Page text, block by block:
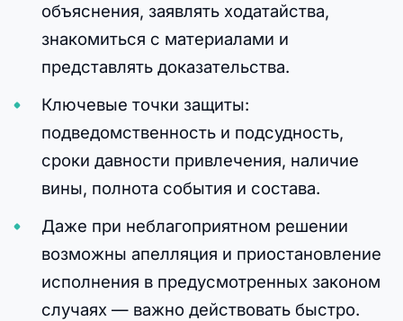
объяснения, заявлять ходатайства,
знакомиться с материалами и
представлять доказательства.
Ключевые точки защиты:
подведомственность и подсудность,
сроки давности привлечения, наличие
вины, полнота события и состава.
Даже при неблагоприятном решении
возможны апелляция и приостановление
исполнения в предусмотренных законом
случаях — важно действовать быстро.